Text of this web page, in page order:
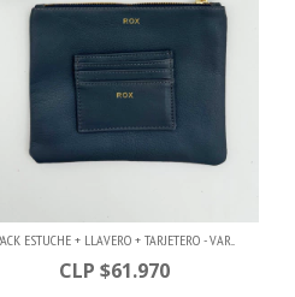
ESTUCHE + LLAVERO + TARJETERO - VAR...
$61.970